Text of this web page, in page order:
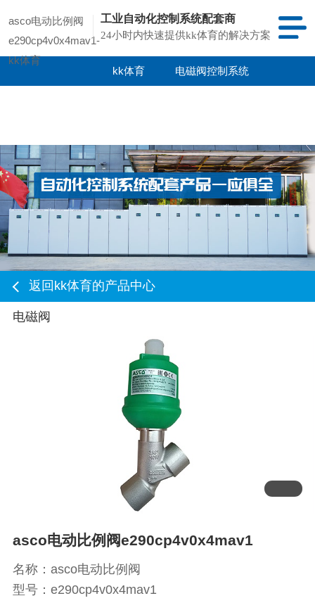
asco电动比例阀
e290cp4v0x4mav1-
kk体育
工业自动化控制系统配套商
24小时内快速提供kk体育的解决方案
kk体育 电磁阀控制系统
返回kk体育的产品中心
电磁阀
asco电动比例阀e290cp4v0x4mav1
名称：asco电动比例阀
型号：e290cp4v0x4mav1